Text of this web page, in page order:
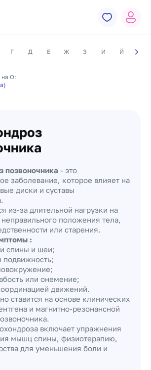
Г Д Е Ж З И Й К
на О:
позвоночника - это
заболевание, которое влияет на
диски и суставы
из-за длительной нагрузки на
положения тела,
или старения.
:
спины и шеи;
подвижность;
или онемение;
движений.
ставится на основе клинических
и магнитно-резонансной
включает упражнения
мышц спины, физиотерапию,
для уменьшения боли и